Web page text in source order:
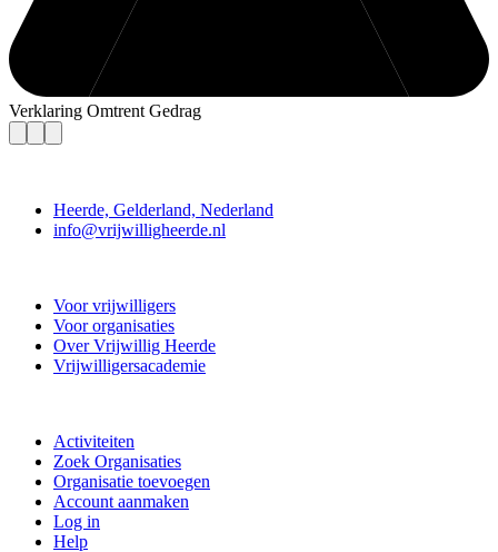
Verklaring Omtrent Gedrag
Heerde, Gelderland, Nederland
info@vrijwilligheerde.nl
Voor vrijwilligers
Voor organisaties
Over Vrijwillig Heerde
Vrijwilligersacademie
Activiteiten
Zoek Organisaties
Organisatie toevoegen
Account aanmaken
Log in
Help